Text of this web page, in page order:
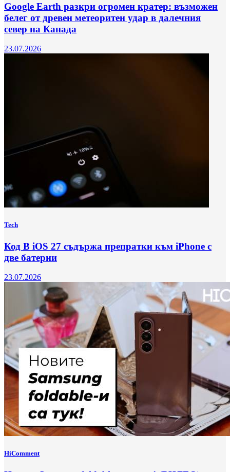
Google Earth разкри огромен кратер: възможен
белег от древен метеоритен удар в далечния
север на Канада
23.07.2026
Tech
Код В iOS 27 съдържа препратки към iPhone с
две батерии
23.07.2026
HiComment